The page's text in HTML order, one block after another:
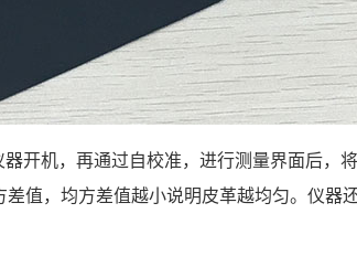
器开机，再通过自校准，进行测量界面后，
值，均方差值越小说明皮革越均匀。仪